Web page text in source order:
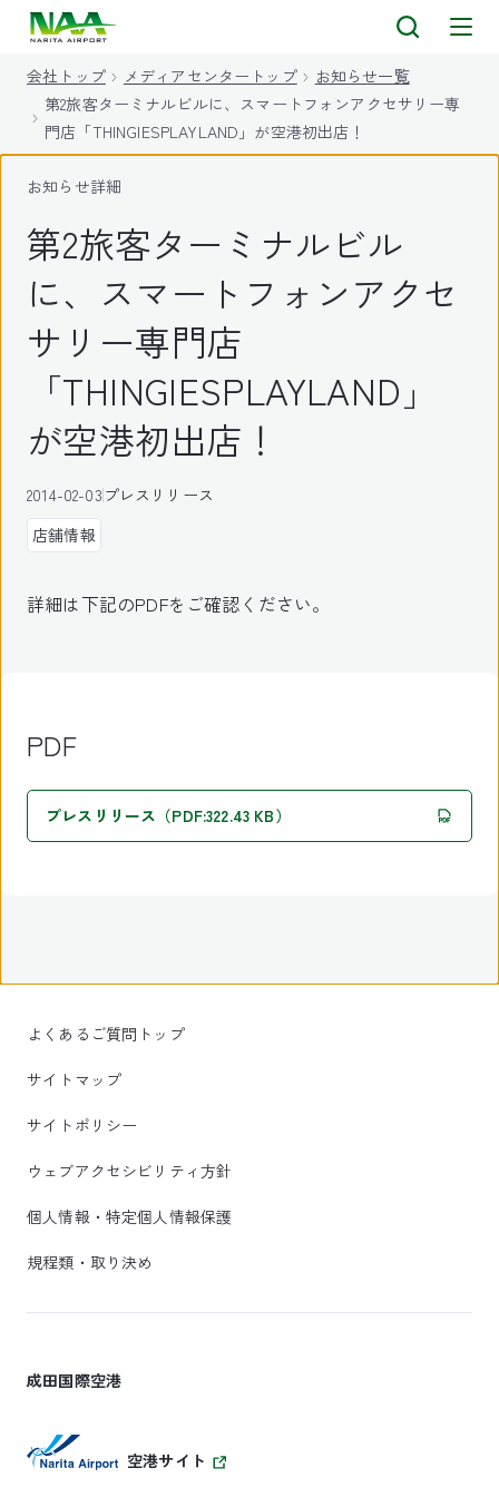
会社トップ メディアセンタートップ
お知らせ一覧
第2旅客ターミナルビルに、スマートフォンアクセサリー専
門店「THINGIESPLAYLAND」が空港初出店！
お知らせ詳細
第2旅客ターミナルビル
に、スマートフォンアクセ
サリー専門店
「THINGIESPLAYLAND」
が空港初出店！
2014-02-03プレスリリース
店舗情報
詳細は下記のPDFをご確認ください。
PDF
プレスリリース（PDF:322.43 KB）
よくあるご質問トップ
サイトマップ
サイトポリシー
ウェブアクセシビリティ方針
個人情報・特定個人情報保護
規程類・取り決め
成田国際空港
空港サイト